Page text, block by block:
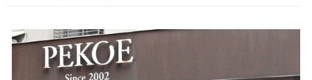
書房集
日記簿